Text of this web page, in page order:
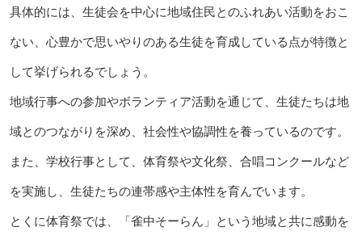
具体的には、生徒会を中心に地域住民とのふれあい活動をおこ
ない、心豊かで思いやりのある生徒を育成している点が特徴と
して挙げられるでしょう。
地域行事への参加やボランティア活動を通じて、生徒たちは地
域とのつながりを深め、社会性や協調性を養っているのです。
また、学校行事として、体育祭や文化祭、合唱コンクールなど
を実施し、生徒たちの連帯感や主体性を育んでいます。
とくに体育祭では、「雀中そーらん」という地域と共に感動を